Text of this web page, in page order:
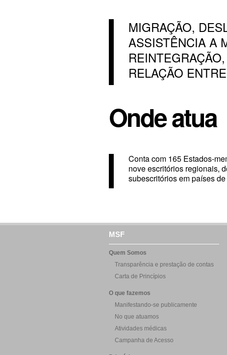
MIGRAÇÃO,
ASSISTÊNCIA A
RELAÇÃO
Onde atua
Conta com 165 Estados-
nove escritórios regionais,
subescritórios em países
MSF
Quem Somos
Transparência e prestação de contas
Carta de Princípios
O que fazemos
Manifestando-se publicamente
No que atuamos
Atividades médicas
Campanha de Acesso